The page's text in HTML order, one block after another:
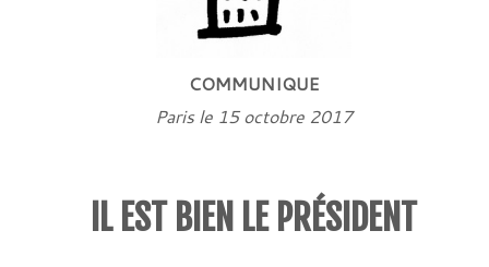
COMMUNIQUE
Paris le 15 octobre 2017
IL EST BIEN LE PRÉSIDENT